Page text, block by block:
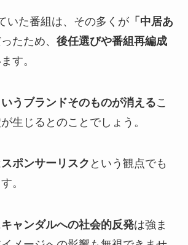
いた番組は、その多くが「中居あ
たため、 後任選びや番組再編成
す。
いうブランドそのものが消えるこ
生じるとのことでしょう。
スポンサーリスク という観点でも
。
ャンダルへの社会的反発は強ま